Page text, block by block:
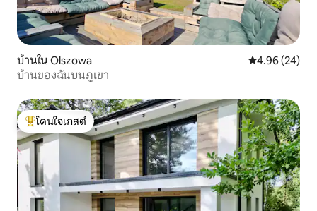
บ้านใน Olszowa คะแนนเฉลี่ย
4.96 (24)
บ้านของฉันบนภูเขา
โดนใจเกสต์ที่สุด
โดนใจเกสต์